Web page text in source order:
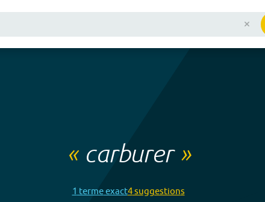
« carburer»
1 termeexact4suggestions